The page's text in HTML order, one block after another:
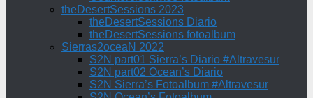
theDesertSessions 2023
theDesertSessions Diario
theDesertSessions fotoalbum
Sierras2oceaN 2022
S2N part01 Sierra’s Diario #Altravesur
S2N part02 Ocean’s Diario
S2N Sierra’s Fotoalbum #Altravesur